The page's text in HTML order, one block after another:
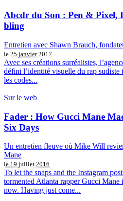
Abcdr du Son : Pen & Pixel,
bling
Entretien avec Shawn Brauch,
le 25 janvier 2017
Avec ses créations surréalistes,
défini l’identité visuelle du rap sudiste
les codes...
Sur le web
Fader : How Gucci Mane
Six Days
Un entretien fleuve où Mike Will
Mane
le 19 juillet 2016
To let the snaps and the Instagram
tormented Atlanta rapper Gucci
now. Having just come...